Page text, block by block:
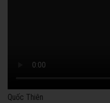
Quốc Thiên